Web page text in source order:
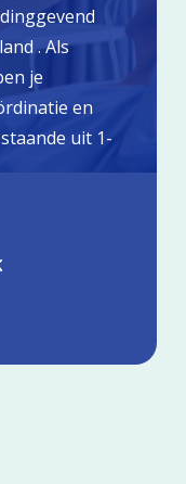
. Als
je
en
uit 1-